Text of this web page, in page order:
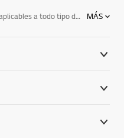
Conoce las soluciones digitales de LG aplicables a todo tipo de industria. Desde el sector educativo hasta salas de reuniones, aeropuertos, hospitales, LG ofrece la solución digital más adecuada para cada industria. ¿Buscas una pizarra digital para hacer las clases más interactivas y amenas? ¿O quizá buscas soluciones para un espacio corporativo? Mejora la relación con los clientes, alumnado o pacientes con las soluciones profesionales que ofrece la tecnología avanzada de LG. MÁS